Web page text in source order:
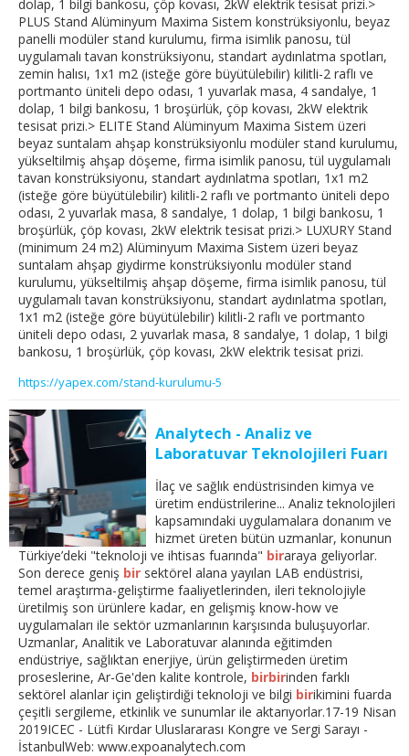
dolap, 1 bilgi bankosu, çöp kovası, 2kW elektrik tesisat prizi.>
PLUS Stand Alüminyum Maxima Sistem konstrüksiyonlu, beyaz
panelli modüler stand kurulumu, firma isimlik panosu, tül
uygulamalı tavan konstrüksiyonu, standart aydınlatma spotları,
zemin halısı, 1x1 m2 (isteğe göre büyütülebilir) kilitli-2 raflı ve
portmanto üniteli depo odası, 1 yuvarlak masa, 4 sandalye, 1
dolap, 1 bilgi bankosu, 1 broşürlük, çöp kovası, 2kW elektrik
tesisat prizi.> ELITE Stand Alüminyum Maxima Sistem üzeri
beyaz suntalam ahşap konstrüksiyonlu modüler stand kurulumu,
yükseltilmiş ahşap döşeme, firma isimlik panosu, tül uygulamalı
tavan konstrüksiyonu, standart aydınlatma spotları, 1x1 m2
(isteğe göre büyütülebilir) kilitli-2 raflı ve portmanto üniteli depo
odası, 2 yuvarlak masa, 8 sandalye, 1 dolap, 1 bilgi bankosu, 1
broşürlük, çöp kovası, 2kW elektrik tesisat prizi.> LUXURY Stand
(minimum 24 m2) Alüminyum Maxima Sistem üzeri beyaz
suntalam ahşap giydirme konstrüksiyonlu modüler stand
kurulumu, yükseltilmiş ahşap döşeme, firma isimlik panosu, tül
uygulamalı tavan konstrüksiyonu, standart aydınlatma spotları,
1x1 m2 (isteğe göre büyütülebilir) kilitli-2 raflı ve portmanto
üniteli depo odası, 2 yuvarlak masa, 8 sandalye, 1 dolap, 1 bilgi
bankosu, 1 broşürlük, çöp kovası, 2kW elektrik tesisat prizi.
https://yapex.com/stand-kurulumu-5
Analytech - Analiz ve
Laboratuvar Teknolojileri Fuarı
İlaç ve sağlık endüstrisinden kimya ve
üretim endüstrilerine... Analiz teknolojileri
kapsamındaki uygulamalara donanım ve
hizmet üreten bütün uzmanlar, konunun
Türkiye’deki "teknoloji ve ihtisas fuarında" biraraya geliyorlar.
Son derece geniş bir sektörel alana yayılan LAB endüstrisi,
temel araştırma-geliştirme faaliyetlerinden, ileri teknolojiyle
üretilmiş son ürünlere kadar, en gelişmiş know-how ve
uygulamaları ile sektör uzmanlarının karşısında buluşuyorlar.
Uzmanlar, Analitik ve Laboratuvar alanında eğitimden
endüstriye, sağlıktan enerjiye, ürün geliştirmeden üretim
proseslerine, Ar-Ge'den kalite kontrole, birbirinden farklı
sektörel alanlar için geliştirdiği teknoloji ve bilgi birikimini fuarda
çeşitli sergileme, etkinlik ve sunumlar ile aktarıyorlar.17-19 Nisan
2019ICEC - Lütfi Kırdar Uluslararası Kongre ve Sergi Sarayı -
İstanbulWeb: www.expoanalytech.com